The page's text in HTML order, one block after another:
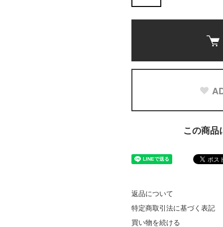
この商品
返品について
特定商取引法に基づく表記
買い物を続ける